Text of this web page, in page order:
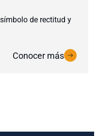
de rectitud y
Conocer más